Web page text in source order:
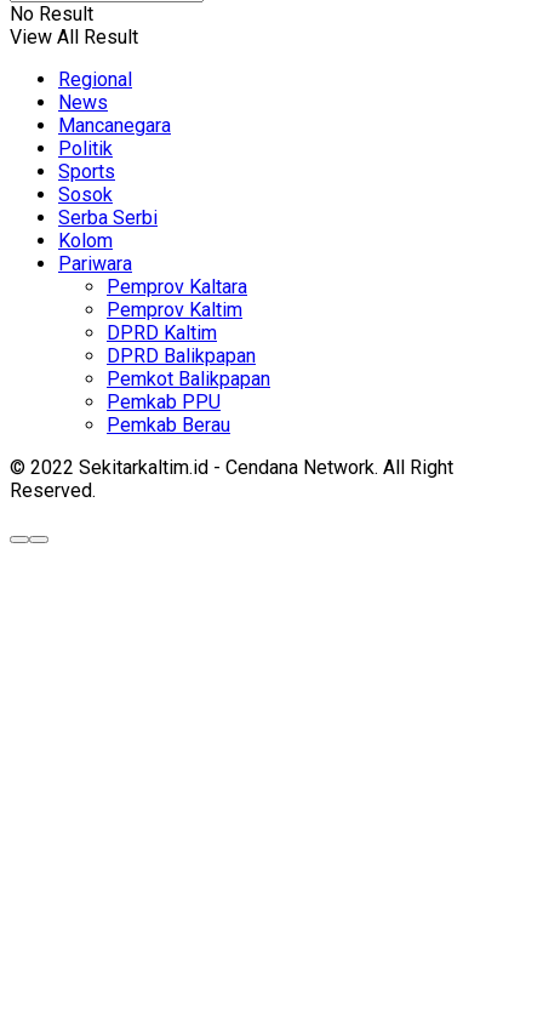
No Result
View All Result
Regional
News
Mancanegara
Politik
Sports
Sosok
Serba Serbi
Kolom
Pariwara
Pemprov Kaltara
Pemprov Kaltim
DPRD Kaltim
DPRD Balikpapan
Pemkot Balikpapan
Pemkab PPU
Pemkab Berau
© 2022 Sekitarkaltim.id - Cendana Network. All Right
Reserved.